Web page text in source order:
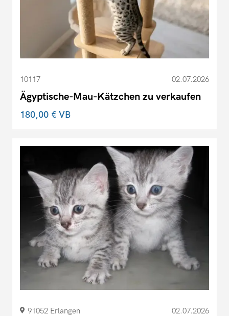
10117 02.07.2026
Ägyptische-Mau-Kätzchen zu verkaufen
180,00 €VB
91052 Erlangen 02.07.2026